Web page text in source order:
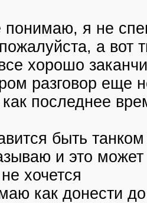
понимаю, я не
а вот
хорошо
разговор еще
последнее
быть
и это может
хочется
как донести